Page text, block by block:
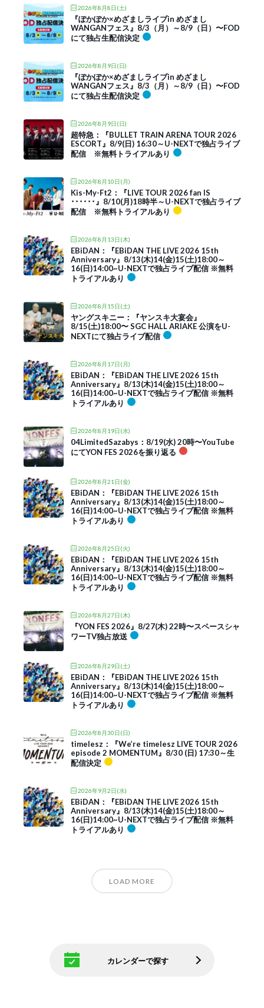
2026年8月8日(土)
『ぽかぽか×めざましライブin めざまし
WANGANフェス』8/3（月）～8/9（日）〜FOD
にて独占生配信決定
2026年8月9日(日)
『ぽかぽか×めざましライブin めざまし
WANGANフェス』8/3（月）～8/9（日）〜FOD
にて独占生配信決定
2026年8月9日(日)
超特急：『BULLET TRAIN ARENA TOUR 2026
ESCORT』8/9(日) 16:30～U-NEXTで独占ライブ
配信 ※無料トライアルあり
2026年8月10日(月)
Kis-My-Ft2：『LIVE TOUR 2026 fan IS
･･････』8/10(月)18時半～U-NEXTで独占ライブ
配信 ※無料トライアルあり
2026年8月13日(木)
EBiDAN：『EBiDAN THE LIVE 2026 15th
Anniversary』8/13(木)14(金)15(土)18:00～
16(日)14:00~U-NEXTで独占ライブ配信 ※無料
トライアルあり
2026年8月15日(土)
ヤングスキニー：『ヤンスキ大宴会』
8/15(土)18:00〜 SGC HALL ARIAKE 公演をU-
NEXTにて独占ライブ配信
2026年8月17日(月)
EBiDAN：『EBiDAN THE LIVE 2026 15th
Anniversary』8/13(木)14(金)15(土)18:00～
16(日)14:00~U-NEXTで独占ライブ配信 ※無料
トライアルあり
2026年8月19日(水)
04LimitedSazabys：8/19(水) 20時〜YouTube
にてYON FES 2026を振り返る
2026年8月21日(金)
EBiDAN：『EBiDAN THE LIVE 2026 15th
Anniversary』8/13(木)14(金)15(土)18:00～
16(日)14:00~U-NEXTで独占ライブ配信 ※無料
トライアルあり
2026年8月25日(火)
EBiDAN：『EBiDAN THE LIVE 2026 15th
Anniversary』8/13(木)14(金)15(土)18:00～
16(日)14:00~U-NEXTで独占ライブ配信 ※無料
トライアルあり
2026年8月27日(木)
『YON FES 2026』8/27(木) 22時〜スペースシャ
ワーTV独占放送
2026年8月29日(土)
EBiDAN：『EBiDAN THE LIVE 2026 15th
Anniversary』8/13(木)14(金)15(土)18:00～
16(日)14:00~U-NEXTで独占ライブ配信 ※無料
トライアルあり
2026年8月30日(日)
timelesz：『We’re timelesz LIVE TOUR 2026
episode 2 MOMENTUM』8/30 (日) 17:30～生
配信決定
2026年9月2日(水)
EBiDAN：『EBiDAN THE LIVE 2026 15th
Anniversary』8/13(木)14(金)15(土)18:00～
16(日)14:00~U-NEXTで独占ライブ配信 ※無料
トライアルあり
LOAD MORE
カレンダーで探す